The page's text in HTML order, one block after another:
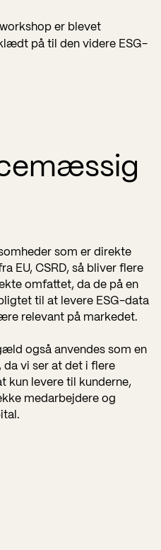
er blevet
på til den videre ESG-
som er direkte
EU, CSRD, så bliver flere
omfattet, da de på en
til at levere ESG-data
relevant på markedet.
også anvendes som en
vi ser at det i flere
kun levere til kunderne,
medarbejdere og